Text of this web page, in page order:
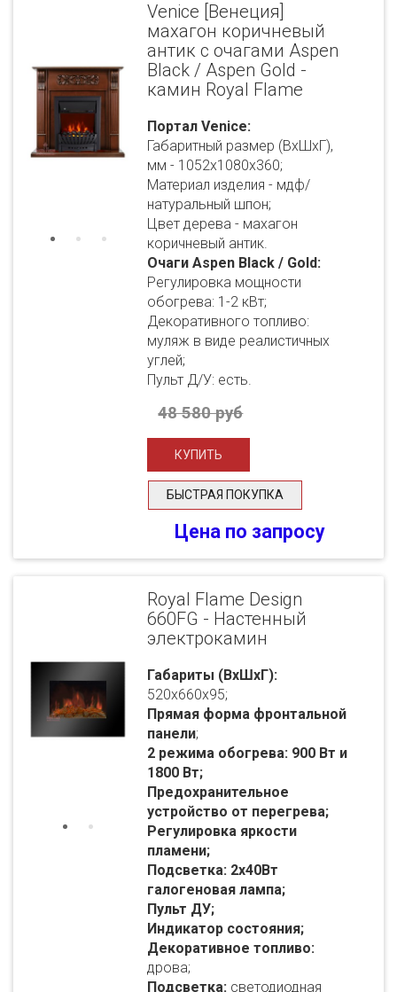
Venice [Венеция]
махагон коричневый
антик с очагами Aspen
Black / Aspen Gold -
камин Royal Flame
Портал Venice:
Габаритный размер (ВхШхГ),
мм - 1052х1080х360;
Материал изделия - мдф/
натуральный шпон;
Цвет дерева - махагон
коричневый антик.
Очаги Aspen Black / Gold:
Регулировка мощности
обогрева: 1-2 кВт;
Декоративного топливо:
муляж в виде реалистичных
углей;
Пульт Д/У: есть.
48 580 руб
БЫСТРАЯ ПОКУПКА
Цена по запросу
Royal Flame Design
660FG - Настенный
электрокамин
Габариты (ВхШхГ):
520x660x95;
Прямая форма фронтальной
панели;
2 режима обогрева: 900 Вт и
1800 Вт;
Предохранительное
устройство от перегрева;
Регулировка яркости
пламени;
Подсветка: 2х40Вт
галогеновая лампа;
Пульт ДУ;
Индикатор состояния;
Декоративное топливо:
дрова;
Подсветка: светодиодная